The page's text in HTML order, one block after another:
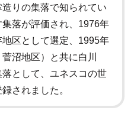
りの集落で知られてい
落が評価され、1976年
区として選定、1995年
沼地区）と共に白川
として、ユネスコの世
されました。